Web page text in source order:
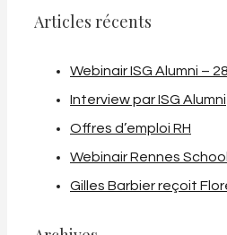
Articles récents
Webinair ISG Alumni –
Interview par ISG Alumni
Offres d’emploi RH
Webinair Rennes
Gilles Barbier reçoit